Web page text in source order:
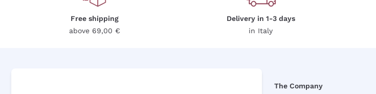
Free shipping
above 69,00 €
Delivery in 1-3 days
in Italy
The Company